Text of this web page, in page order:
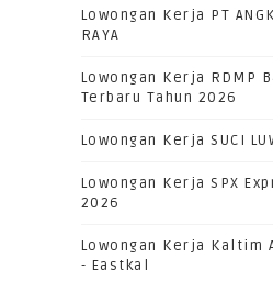
Lowongan Kerja PT
RAYA
Lowongan Kerja RDMP
Terbaru Tahun 2026
Lowongan Kerja SUCI
Lowongan Kerja SPX
2026
Lowongan Kerja Kaltim
- Eastkal